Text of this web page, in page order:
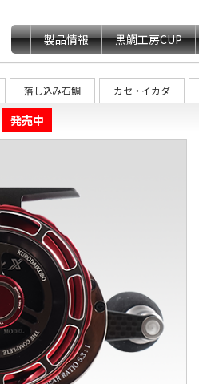
製品情報 黒鯛工房CUP
落し込み石鯛 カセ・イカダ
発売中